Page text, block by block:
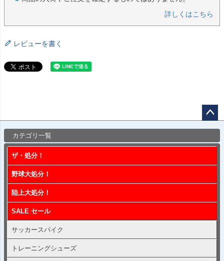
詳しくはこちら
レビューを書く
カテゴリ一覧
ザ・処分！
野球大処分！
陸上大処分！
SALE セール
サッカースパイク
トレーニングシューズ
ップ